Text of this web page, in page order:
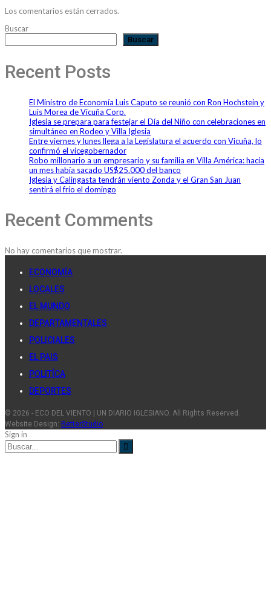
Los comentarios están cerrados.
Buscar
Buscar
Recent Posts
El Ministro de Economía Luis Caputo se reunió con Ron Hochstein y
Luis Morea de Vicuña Corp.
Iglesia se prepara para festejar el Día del Niño con celebraciones en
simultáneo en Rodeo y Villa Iglesia
Entre viernes y lunes llega a la Legislatura el acuerdo con Vicuña, lo
confirmó el vicegobernador
Robo millonario a un empresario y su familia en Villa América: hacía
un mes había sacado US$25.000 del banco
Iglesia y Calingasta tendrán viento Zonda y el Gran San Juan
sentirá el frío el domingo
Recent Comments
No hay comentarios que mostrar.
ECONOMÍA
LOCALES
EL MUNDO
DEPARTAMENTALES
POLICIALES
EL PAIS
POLITÍCA
DEPORTES
© 2026 - ECO DEL VIENTO | UN DIARIO IGLESIANO. All Rights Reserved.
Website Design: BetterStudio
Sign in